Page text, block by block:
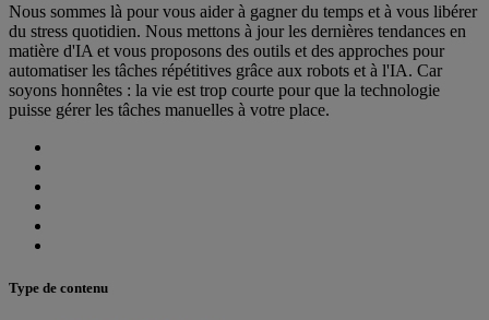
Nous sommes là pour vous aider à gagner du temps et à vous libérer
du stress quotidien. Nous mettons à jour les dernières tendances en
matière d'IA et vous proposons des outils et des approches pour
automatiser les tâches répétitives grâce aux robots et à l'IA. Car
soyons honnêtes : la vie est trop courte pour que la technologie
puisse gérer les tâches manuelles à votre place.
Type de contenu